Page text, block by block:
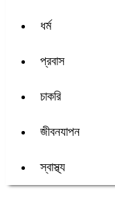
ধর্ম
প্রবাস
চাকরি
জীবনযাপন
স্বাস্থ্য